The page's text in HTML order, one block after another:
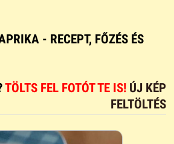
- RECEPT, FŐZÉS ÉS
TÖLTS FEL FOTÓT TE IS! ÚJ KÉP
FELTÖLTÉS